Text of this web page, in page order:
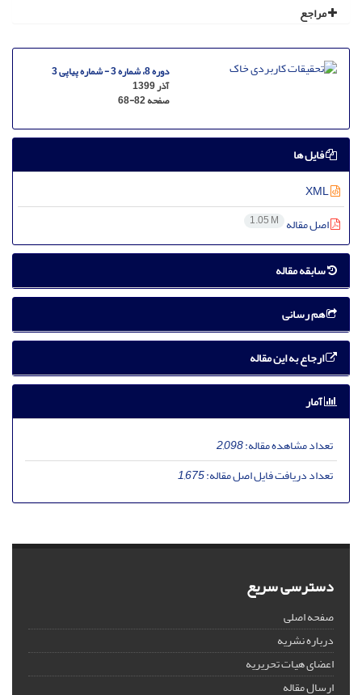
مراجع
دوره 8، شماره 3 - شماره پیاپی 3
آذر 1399
صفحه68-82
فایل ها
اصل مقاله 1.05 M
سابقه مقاله
هم رسانی
ارجاع به این مقاله
آمار
تعداد مشاهده مقاله:2,098
تعداد دریافت فایل اصل مقاله:1,675
دسترسی سریع
صفحه اصلی
درباره نشریه
اعضای هیات تحریریه
ارسال مقاله